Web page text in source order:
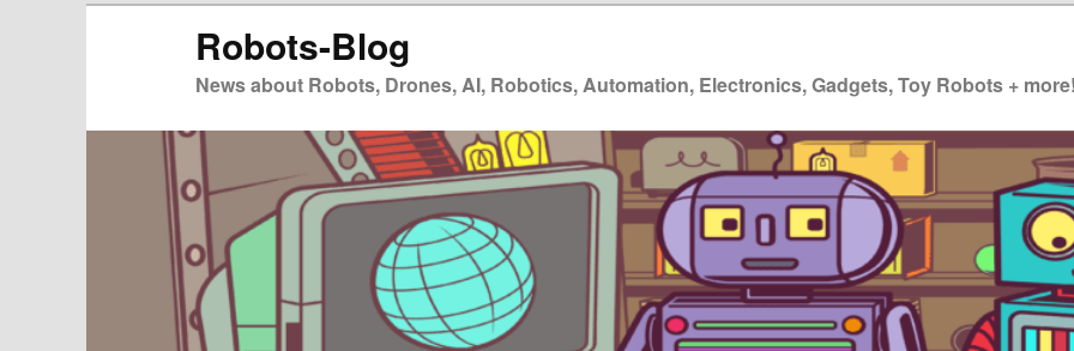
Robots-Blog
News about Robots, Drones, AI, Robotics, Automation, Electronics, Gadgets, Toy Robots + more!